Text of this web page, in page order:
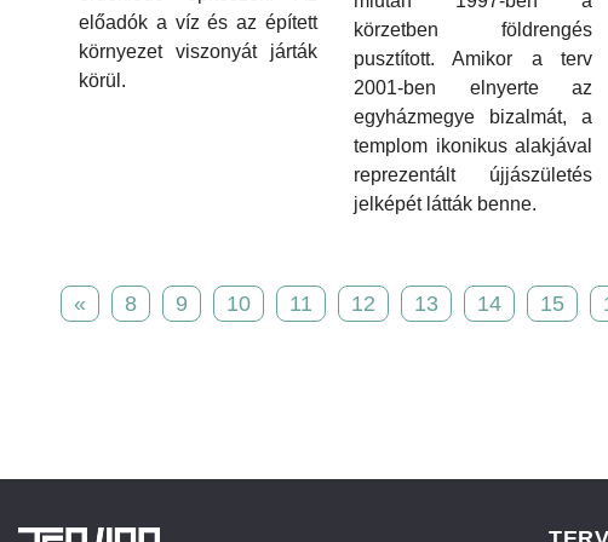
előadók a víz és az épített
környezet viszonyát járták
körül.
körzetben földrengés
pusztított. Amikor a terv
2001-ben elnyerte az
egyházmegye bizalmát, a
templom ikonikus alakjával
reprezentált újjászületés
jelképét látták benne.
« 8 9 10 11 12 13 14 15